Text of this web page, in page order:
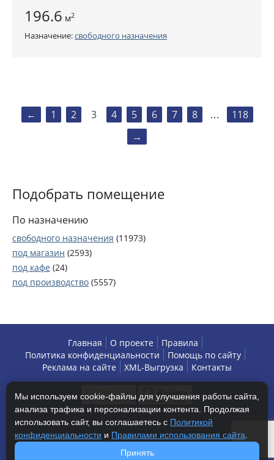
196.6 м2
Назначение:свободного назначения
← 1 2 3 4 5 6 7 8 …
118
→
Подобрать помещение
По назначению
свободного назначения (11973)
под магазин (2593)
под кафе (24)
под производство (5557)
под парикмахерскую(25)
под салон красоты(30)
под склад(5557)
под автомойку(11)
под торговлю(2604)
под сто(10)
под банк (2)
под мастерскую(10)
под ателье(25)
Главная О проекте
Правила
Политика конфиденциальности
Помощь по сайту
Реклама на сайте
XML-Выгрузка Контакты
Copyright © 2013-2026 БизнесАренда - коммерческая
Мы используем cookie-файлы для улучшения работы сайта,
анализа трафика и персонализации контента. Продолжая
использовать сайт, вы соглашаетесь с Политикой
конфиденциальности и Правилами использования сайта
Принять